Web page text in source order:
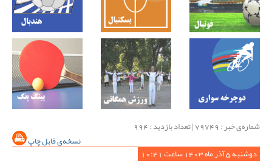
شماره‌ی خبر : ‌79749 | تعداد بازدید : 994
نسخه‌ی قابل چاپ
دوشنبه 5 آذر ماه 1403 ساعت 10:41